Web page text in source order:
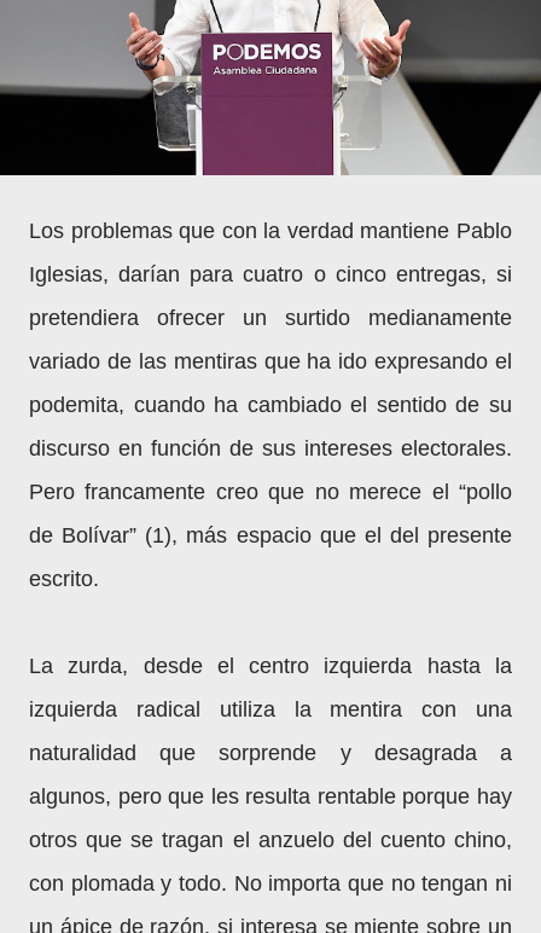
Los problemas que con la verdad mantiene Pablo
Iglesias, darían para cuatro o cinco entregas, si
pretendiera ofrecer un surtido medianamente
variado de las mentiras que ha ido expresando el
podemita, cuando ha cambiado el sentido de su
discurso en función de sus intereses electorales.
Pero francamente creo que no merece el “pollo
de Bolívar” (1), más espacio que el del presente
escrito.
La zurda, desde el centro izquierda hasta la
izquierda radical utiliza la mentira con una
naturalidad que sorprende y desagrada a
algunos, pero que les resulta rentable porque hay
otros que se tragan el anzuelo del cuento chino,
con plomada y todo. No importa que no tengan ni
un ápice de razón, si interesa se miente sobre un